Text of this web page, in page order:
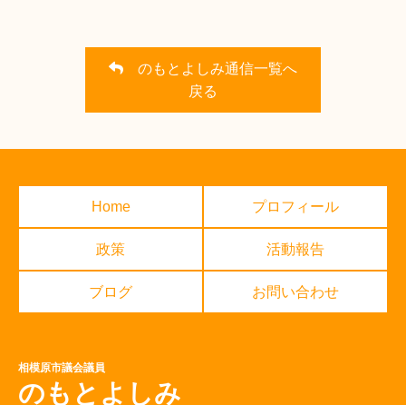
のもとよしみ通信一覧へ
戻る
相模原市議会議員
のもとよしみ
Home プロフィール
政策 活動報告
ブログ お問い合わせ